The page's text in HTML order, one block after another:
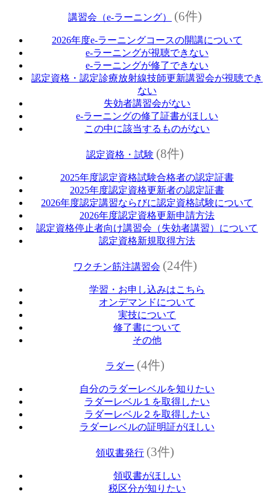
講習会（e‐ラーニング） (6件)
2026年度e‐ラーニングコースの開講について
e‐ラーニングが視聴できない
e‐ラーニングが修了できない
認定資格・認定診療放射線技師更新講習会が視聴でき
ない
失効者講習会がない
e‐ラーニングの修了証書がほしい
この中に該当するものがない
認定資格・試験 (8件)
2025年度認定資格試験合格者の認定証書
2025年度認定資格更新者の認定証書
2026年度認定講習ならびに認定資格試験について
2026年度認定資格更新申請方法
認定資格停止者向け講習会（失効者講習）について
認定資格新規取得方法
ワクチン筋注講習会 (24件)
学習・お申し込みはこちら
オンデマンドについて
実技について
修了書について
その他
ラダー (4件)
自分のラダーレベルを知りたい
ラダーレベル１を取得したい
ラダーレベル２を取得したい
ラダーレベルの証明証がほしい
領収書発行 (3件)
領収書がほしい
税区分が知りたい